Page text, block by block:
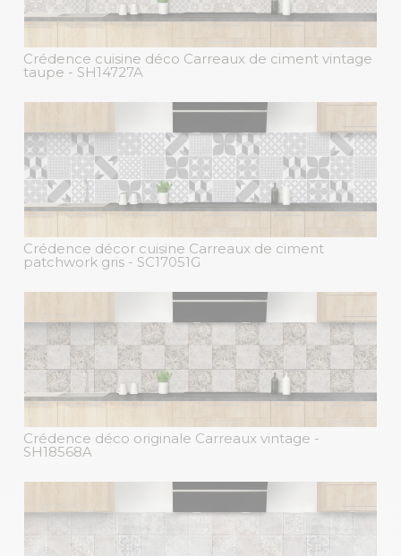
Crédence cuisine déco Carreaux de ciment vintage
taupe - SH14727A
Crédence décor cuisine Carreaux de ciment
patchwork gris - SC17051G
Crédence déco originale Carreaux vintage -
SH18568A